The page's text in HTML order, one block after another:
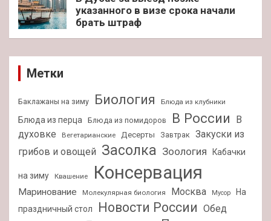
указанного в визе срока начали
брать штраф
Метки
Баклажаны на зиму Биология Блюда из клубники
Блюда из перца Блюда из помидоров В России
В
духовке
Вегетарианские Десерты Завтрак
Закуски из
грибов и овощей Засолка Зоология Кабачки
на зиму Квашение Консервация
Маринование Молекулярная биология Москва Мусор
На
праздничный стол
Новости России Обед